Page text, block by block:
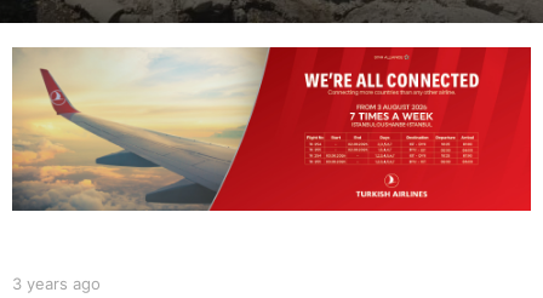
g
o
e
a
r
a
b
3 years ago